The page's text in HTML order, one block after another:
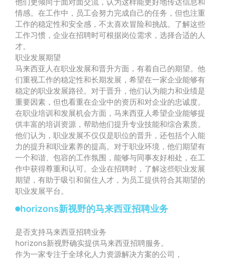
情感。在工作中，员工会努力完成自己的任务，但也注重
工作的稳定性和安全感，不太喜欢冒险和挑战。了解这些
工作习惯，企业在招聘时可根据岗位需求，选择合适的人
才。
职业发展期望
马来西亚人在职业发展和晋升方面，有着自己的期望。他
们重视工作的稳定性和长期发展，希望在一家企业能够有
稳定的职业发展路径。对于晋升，他们认为能力和业绩是
重要因素，但也看重在企业中的资历和对企业的忠诚度。
在职业培训和发展机会方面，马来西亚人希望企业能够提
供丰富的培训资源，帮助他们提升专业技能和综合素质。
他们认为，职业发展不仅仅是职位的晋升，还包括个人能
力的提升和职业素养的提高。对于职业环境，他们期望有
一个和谐、包容的工作氛围，能够与同事友好相处，在工
作中获得尊重和认可。企业在招聘时，了解这些职业发展
期望，有助于吸引和留住人才，为员工提供符合其期望的
职业发展平台。
horizons新视野的马来西亚招聘业务
是否支持马来西亚招聘业务
horizons新视野确实提供马来西亚招聘服务。
作为一家专注于全球化人力资源解决方案的公司，